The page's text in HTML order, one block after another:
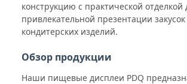
конструкцию с практической отделкой
привлекательной презентации
кондитерских изделий.
Обзор продукции
Наши пищевые дисплеи PDQ